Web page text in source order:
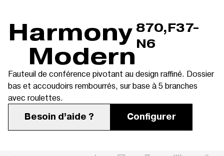
Harmony
Modern
870,F37-
N6
Fauteuil de conférence pivotant au design raffiné. Dossier
bas et accoudoirs rembourrés, sur base à 5 branches
avec roulettes.
Besoin d’aide ? Configurer